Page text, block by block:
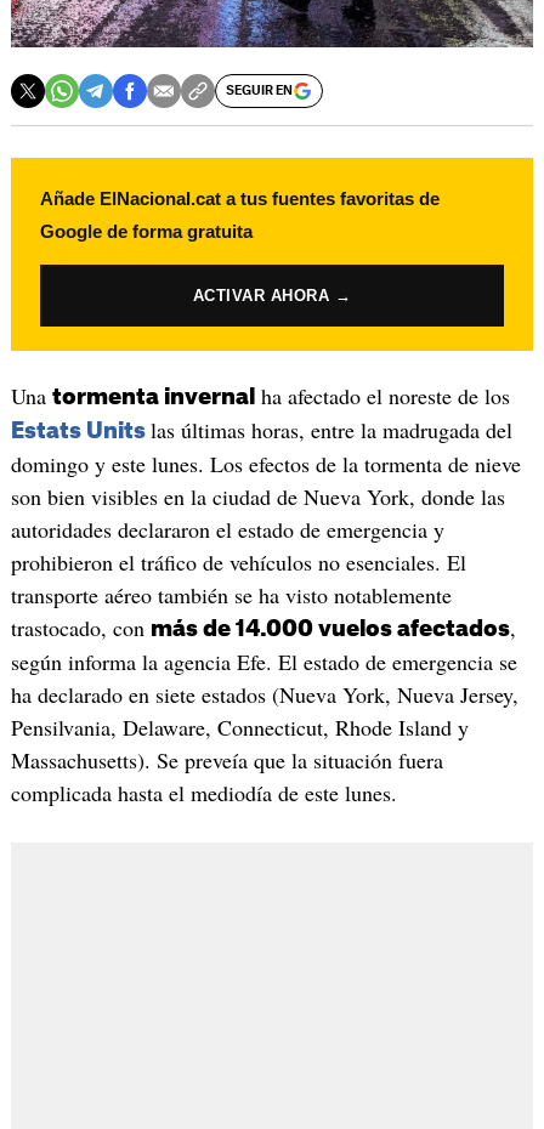
SEGUIR EN
Añade ElNacional.cat a tus fuentes favoritas de
Google de forma gratuita
ACTIVAR AHORA →
Una tormenta invernal ha afectado el noreste de los
Estats Units las últimas horas, entre la madrugada del
domingo y este lunes. Los efectos de la tormenta de nieve
son bien visibles en la ciudad de Nueva York, donde las
autoridades declararon el estado de emergencia y
prohibieron el tráfico de vehículos no esenciales. El
transporte aéreo también se ha visto notablemente
trastocado, con más de 14.000 vuelos afectados,
según informa la agencia Efe. El estado de emergencia se
ha declarado en siete estados (Nueva York, Nueva Jersey,
Pensilvania, Delaware, Connecticut, Rhode Island y
Massachusetts). Se preveía que la situación fuera
complicada hasta el mediodía de este lunes.